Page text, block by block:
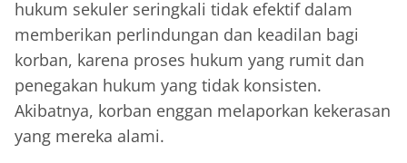
hukum sekuler seringkali tidak efektif dalam
memberikan perlindungan dan keadilan bagi
korban, karena proses hukum yang rumit dan
penegakan hukum yang tidak konsisten.
Akibatnya, korban enggan melaporkan kekerasan
yang mereka alami.